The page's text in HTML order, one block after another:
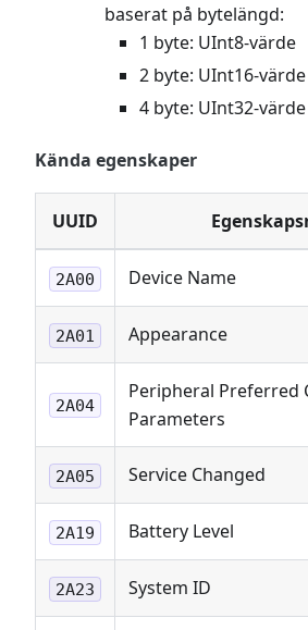
baserat på bytelängd:
1 byte: UInt8-värde
2 byte: UInt16-värde
4 byte: UInt32-
Kända egenskaper
UUID
2A00 Device Name
2A01 Appearance
2A04
Peripheral Preferred
Parameters
2A05 Service Changed
2A19 Battery Level
2A23 System ID